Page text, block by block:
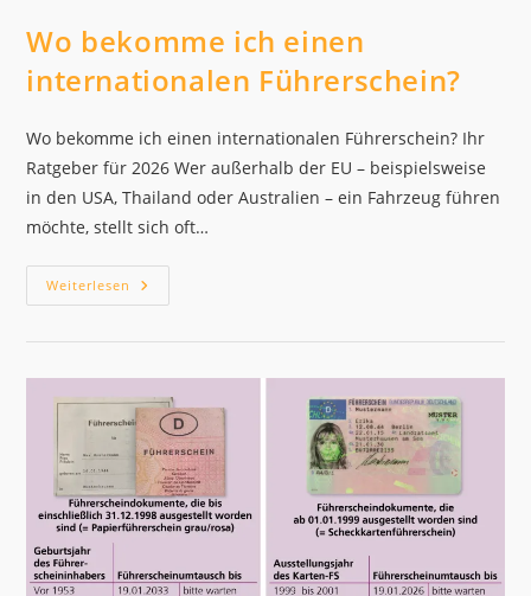
Wo bekomme ich einen
internationalen Führerschein?
Wo bekomme ich einen internationalen Führerschein? Ihr
Ratgeber für 2026 Wer außerhalb der EU – beispielsweise
in den USA, Thailand oder Australien – ein Fahrzeug führen
möchte, stellt sich oft…
Weiterlesen Wo
Bekomme